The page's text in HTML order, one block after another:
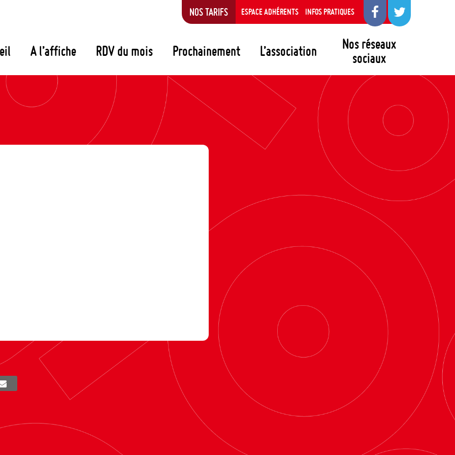
A l’affiche RDV du mois Prochainement L’association
Nos réseaux
sociaux
NOS TARIFS ESPACE ADHÉRENTS INFOS PRATIQUES